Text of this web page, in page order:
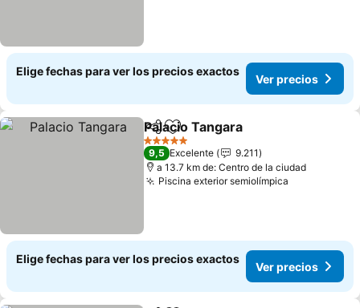
Elige fechas para ver los precios exactos
Ver precios
CompartirAgregar a favoritos
Palacio Tangara
5 Estrellas
9,5 Excelente
9.211
a 13.7 km de: Centro de la ciudad
Piscina exterior semiolímpica
Elige fechas para ver los precios exactos
Ver precios